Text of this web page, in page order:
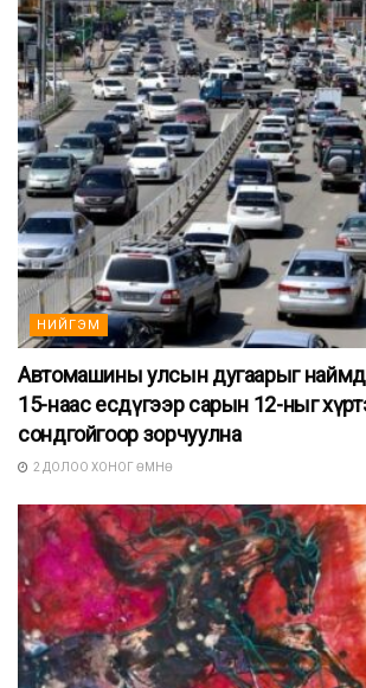
НИЙГЭМ
Автомашины улсын дугаарыг
15-наас есдүгээр сарын 12-ныг
сондгойгоор зорчуулна
2 ДОЛОО ХОНОГ ӨМНӨ